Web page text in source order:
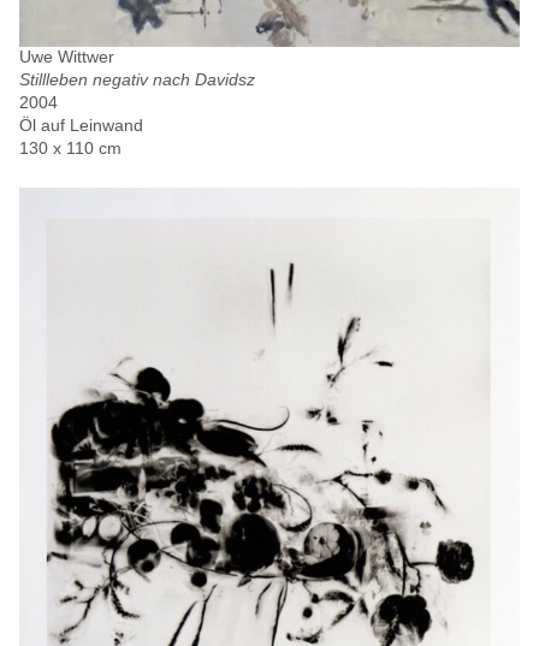
Uwe Wittwer
Stillleben negativ nach Davidsz
2004
Öl auf Leinwand
130 x 110 cm